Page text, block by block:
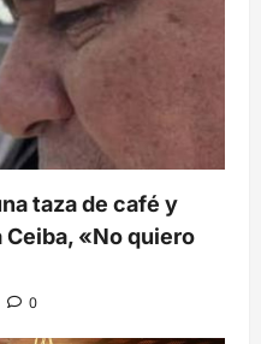
taza de café y
Ceiba, «No quiero
0